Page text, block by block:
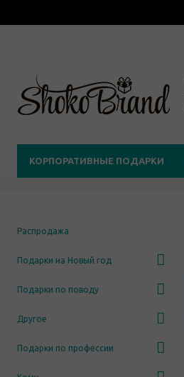
КОРПОРАТИВНЫЕ ПОДАРКИ
Распродажа
Подарки на Новый год
Подарки по поводу
Другое
Подарки по профессии